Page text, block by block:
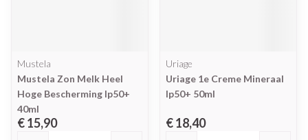
Mustela
Mustela Zon Melk Heel
Hoge Bescherming Ip50+
40ml
€ 15,90
Uriage
Uriage 1e Creme Mineraal
Ip50+ 50ml
€ 18,40